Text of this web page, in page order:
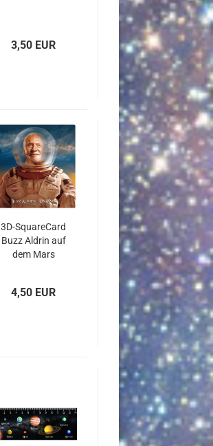
3,50 EUR
3D-​Squa­re­Card
Buzz Al­drin auf
dem Mars
4,50 EUR